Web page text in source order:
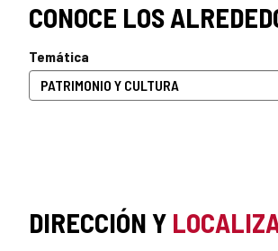
CONOCE LOS
Temática
DIRECCIÓN Y